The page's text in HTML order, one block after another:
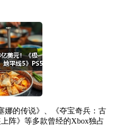
娜的传说》、《夺宝奇兵：古
阵》等多款曾经的Xbox独占